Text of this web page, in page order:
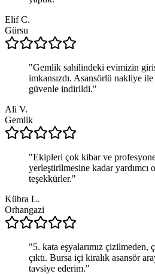
Elif C.
Gürsu
"Gemlik sahilindeki evimizin
imkansızdı. Asansörlü nakliye
güvenle indirildi."
Ali V.
Gemlik
"Ekipleri çok kibar ve
yerleştirilmesine kadar yardımcı
teşekkürler."
Kübra L.
Orhangazi
"5. kata eşyalarımız çizilmeden,
çıktı. Bursa içi kiralık asansör
tavsiye ederim."